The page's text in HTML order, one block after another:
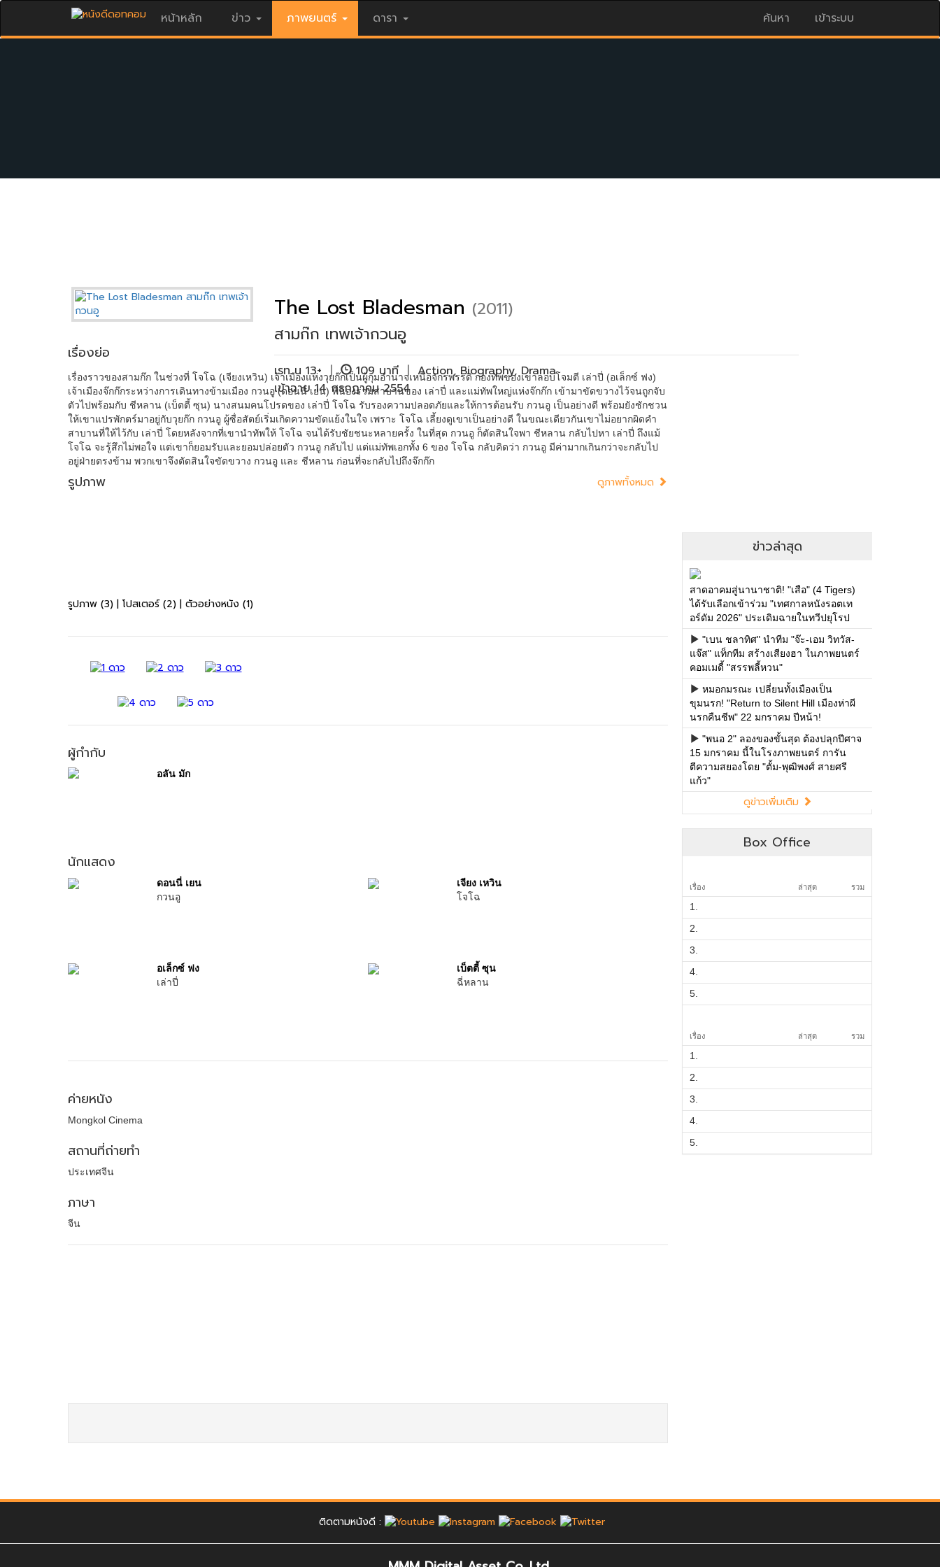
หน้าหลัก ข่าว ภาพยนตร์ ดารา ค้นหา เข้าระบบ
The Lost Bladesman (2011)
สามก๊ก เทพเจ้ากวนอู
เรท น 13+| 109 นาที| Action,Biography,Drama
เข้าฉาย 14 กรกฎาคม 2554
เรื่องย่อ
เรื่องราวของสามก๊ก ในช่วงที่ โจโฉ (เจียงเหวิน) เจ้าเมืองแห่งวุยก๊กเป็นผู้กุมอำนาจเหนือจักรพรรดิ กองทัพของเขาลอบโจมตี เล่าปี่ (อเล็กซ์ ฟง)
เจ้าเมืองจ๊กก๊กระหว่างการเดินทางข้ามเมือง กวนอู (ดอนนี่ เยน) พี่น้องร่วมสาบานของ เล่าปี่ และแม่ทัพใหญ่แห่งจ๊กก๊ก เข้ามาขัดขวางไว้จนถูกจับ
ตัวไปพร้อมกับ ชีหลาน (เบ็ตตี้ ซุน) นางสนมคนโปรดของ เล่าปี่ โจโฉ รับรองความปลอดภัยและให้การต้อนรับ กวนอู เป็นอย่างดี พร้อมยังชักชวน
ให้เขาแปรพักตร์มาอยู่กับวุยก๊ก กวนอู ผู้ซื่อสัตย์เริ่มเกิดความขัดแย้งในใจ เพราะ โจโฉ เลี้ยงดูเขาเป็นอย่างดี ในขณะเดียวกันเขาไม่อยากผิดคำ
สาบานที่ให้ไว้กับ เล่าปี่ โดยหลังจากที่เขานำทัพให้ โจโฉ จนได้รับชัยชนะหลายครั้ง ในที่สุด กวนอู ก็ตัดสินใจพา ชีหลาน กลับไปหา เล่าปี่ ถึงแม้
โจโฉ จะรู้สึกไม่พอใจ แต่เขาก็ยอมรับและยอมปล่อยตัว กวนอู กลับไป แต่แม่ทัพเอกทั้ง 6 ของ โจโฉ กลับคิดว่า กวนอู มีค่ามากเกินกว่าจะกลับไป
อยู่ฝ่ายตรงข้าม พวกเขาจึงตัดสินใจขัดขวาง กวนอู และ ชีหลาน ก่อนที่จะกลับไปถึงจ๊กก๊ก
รูปภาพ ดูภาพทั้งหมด
รูปภาพ (3) | โปสเตอร์ (2) | ตัวอย่างหนัง (1)
ผู้กำกับ
อลัน มัก
นักแสดง
ดอนนี่ เยน
กวนอู
เจียง เหวิน
โจโฉ
อเล็กซ์ ฟง
เล่าปี่
เบ็ตตี้ ซุน
ฉี่หลาน
ค่ายหนัง
Mongkol Cinema
สถานที่ถ่ายทำ
ประเทศจีน
ภาษา
จีน
Box Office
เรื่อง ล่าสุด รวม
1.
2.
3.
4.
5.
เรื่อง ล่าสุด รวม
1.
2.
3.
4.
5.
ติดตามหนังดี :